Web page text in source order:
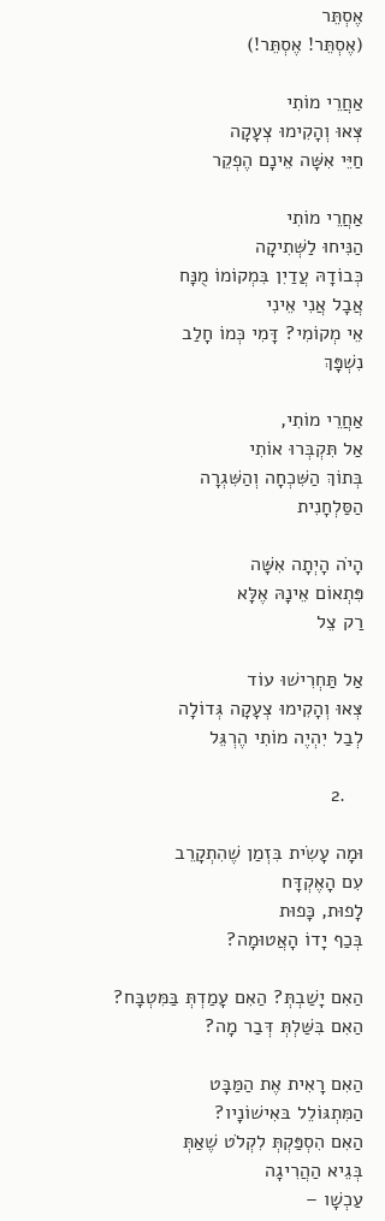
אֶסְתֵּר
(אֶסְתֵּר! אֶסְתֵּר!)
אַחֲרֵי מוֹתִי
צְּאוּ וְהָקִימוּ צְעָקָה
חַיֵּי אִשָּׁה אֵינָם הֶפְקֵר
אַחֲרֵי מוֹתִי
הַנִּיחוּ לַשְּׁתִיקָה
כְּבוֹדָהּ עֲדַיִן בִּמְקוֹמוֹ מֻנָּח
אֲבָל אֲנִי אֵינִי
אֵי מְקוֹמִי? דָּמִי כְּמוֹ חָלַב
נִשְׁפָּךְ
אַחֲרֵי מוֹתִי,
אַל תִּקְבְּרוּ אוֹתִי
בְּתוֹךְ הַשִּׁכְחָה וְהַשִּׁגְרָה
הַסַּלְחָנִית
הָיֹה הָיְתָה אִשָּׁה
פִּתְאוֹם אֵינָהּ אֶלָּא
רַק צֵל
אַל תַּחְרִישׁוּ עוֹד
צְּאוּ וְהָקִימוּ צְעָקָה גְּדוֹלָה
לְבַל יִהְיֶה מוֹתִי הֶרְגֵּל
2.
וּמָה עָשִׂית בִּזְמַן שֶׁהִתְקָרֵב
עִם הָאֶקְדָּח
לָפוּת, כָּפוּת
בְּכַף יָדוֹ הָאֲטוּמָה?
הַאִם יָשַׁבְתְּ? הַאִם עָמַדְתְּ בַּמִּטְבָּח?
הַאִם בִּשַּׁלְתְּ דְּבַר מָה?
הַאִם רָאִית אֶת הַמַּבָּט
הַמִּתְגּוֹלֵל בּאִישׁוֹנָיו?
הַאִם הִסְפַּקְתְּ לִקְלֹט שֶׁאַתְּ
בְּגֵיא הַהֲרִיגָה
עַכְשָׁו –